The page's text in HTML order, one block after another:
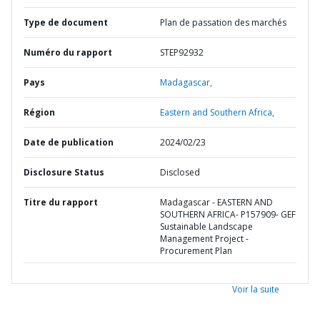
Type de document Plan de passation des marchés
Numéro du rapport STEP92932
Pays Madagascar,
Région Eastern and Southern Africa,
Date de publication 2024/02/23
Disclosure Status Disclosed
Titre du rapport
Madagascar - EASTERN AND
SOUTHERN AFRICA- P157909- GEF
Sustainable Landscape
Management Project -
Procurement Plan
Voir la suite